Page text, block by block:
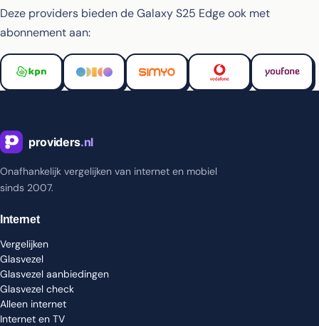
Deze providers bieden de Galaxy S25 Edge ook met
abonnement aan:
Onafhankelijk vergelijken van internet en mobiel
sinds 2007.
Internet
Vergelijken
Glasvezel
Glasvezel aanbiedingen
Glasvezel check
Alleen internet
Internet en TV